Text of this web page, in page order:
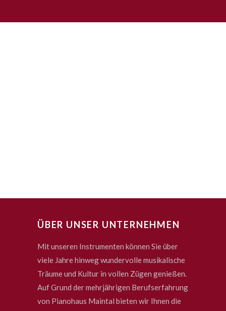
ÜBER UNSER UNTERNEHMEN
Mit unseren Instrumenten können Sie über
viele Jahre hinweg wundervolle musikalische
Träume und Kultur in vollen Zügen genießen.
Auf Grund der mehrjährigen Berufserfahrung
von Pianohaus Maintal bieten wir Ihnen die